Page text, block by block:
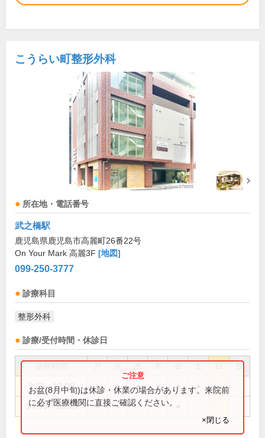
こうらい町整形外科
所在地・電話番号
武之橋駅
鹿児島県鹿児島市高麗町26番22号
On Your Mark 高麗3F [地図]
099-250-3777
診療科目
整形外科
診療/受付時間・休診日
祝
8:30～12:00 ● ● ● ● ●
14:30～18:00 ● ● ●
お盆(8月中旬)は休診・休業の場合があります。来院前
に必ず医療機関に直接ご確認ください。
×閉じる